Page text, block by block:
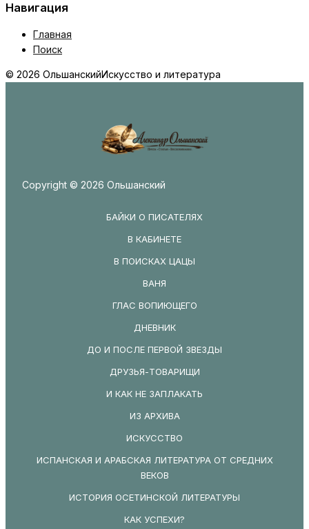
Навигация
Главная
Поиск
© 2026 ОльшанскийИскусство и литература
Copyright © 2026 Ольшанский
БАЙКИ О ПИСАТЕЛЯХ
В КАБИНЕТЕ
В ПОИСКАХ ЦАЦЫ
ВАНЯ
ГЛАС ВОПИЮЩЕГО
ДНЕВНИК
ДО И ПОСЛЕ ПЕРВОЙ ЗВЕЗДЫ
ДРУЗЬЯ-ТОВАРИЩИ
И КАК НЕ ЗАПЛАКАТЬ
ИЗ АРХИВА
ИСКУССТВО
ИСПАНСКАЯ И АРАБСКАЯ ЛИТЕРАТУРА ОТ СРЕДНИХ
ВЕКОВ
ИСТОРИЯ ОСЕТИНСКОЙ ЛИТЕРАТУРЫ
КАК УСПЕХИ?